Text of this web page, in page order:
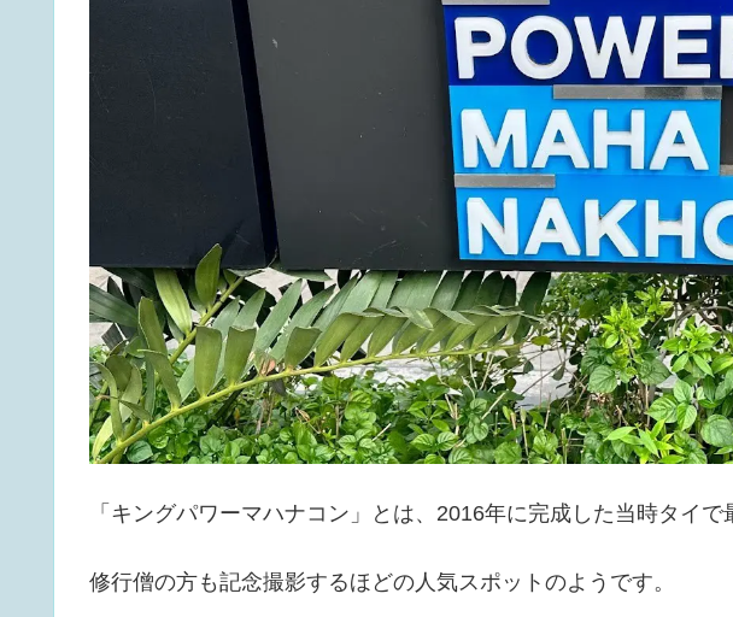
「キングパワーマハナコン」とは、2016年に完成した当時タイで
修行僧の方も記念撮影するほどの人気スポットのようです。